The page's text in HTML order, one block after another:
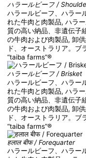
ハラールビーフ /
ハラールビーフ、ハラー
れた牛肉と肉製品, ハラ
質の高い納品、非遺伝子
の牛肉および肉製品, 卸
ド、オーストラリア。
“taiba farms”®
ハラールビーフ / Brisket
ハラールビーフ、ハラー
れた牛肉と肉製品, ハラ
質の高い納品、非遺伝子
の牛肉および肉製品, 卸
ド、オーストラリア。
“taiba farms”®
हलाल बीफ / Forequarter
ハラールビーフ、ハラー